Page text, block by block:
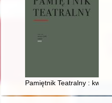
Pamiętnik Teatralny :